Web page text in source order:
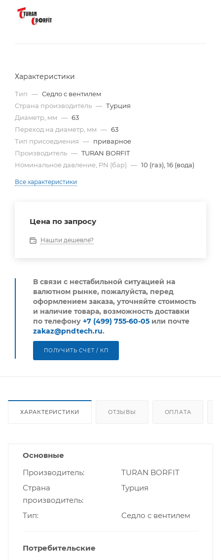
Характеристики
Тип — Cедло с вентилем
Страна производитель — Турция
Диаметр, мм — 63
Переход на диаметр, мм — 63
Тип присоедиения — приварное
Производитель — TURAN BORFIT
Номинальное давление, PN (бар) — 10 (газ), 16 (вода)
Все характеристики
Цена по запросу
Нашли дешевле?
В связи с нестабильной ситуацией на
валютном рынке, пожалуйста, перед
оформлением заказа, уточняйте стоимость
и наличие товара, возможность доставки
по телефону +7 (499) 755-60-05 или почте
zakaz@pndtech.ru.
ПОЛУЧИТЬ СЧЕТ / КП
ХАРАКТЕРИСТИКИ ОТЗЫВЫ ОПЛАТА
Основные
Производитель
TURAN BORFIT
Страна
производитель
Турция
Тип Cедло с вентилем
Потребительские